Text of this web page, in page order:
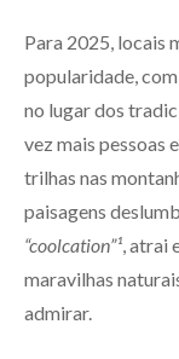
Para 2025, locais
popularidade,
no lugar dos
vez mais pessoas
trilhas nas
paisagens
“coolcation”¹ ,
maravilhas
admirar.